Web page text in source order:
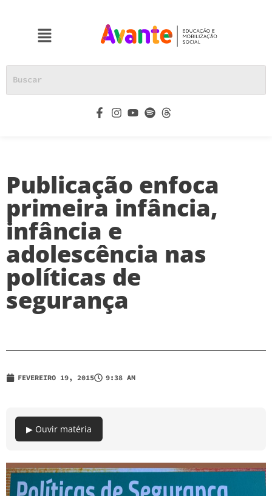
Publicação enfoca
primeira infância,
infância e
adolescência nas
políticas de
segurança
FEVEREIRO 19, 2015 9:38 AM
▶ Ouvir matéria